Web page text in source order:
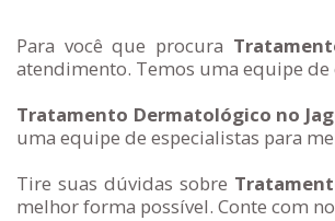
Para você que procura
atendimento. Temos uma equipe
Tratamento Dermatológico no
uma equipe de especialistas para
Tire suas dúvidas sobre
melhor forma possível. Conte com